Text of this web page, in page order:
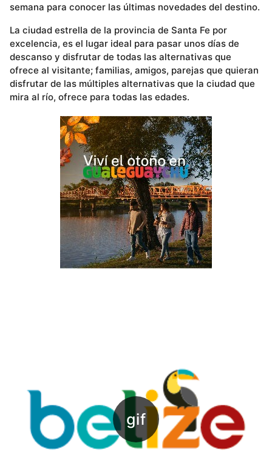
semana para conocer las últimas novedades del destino.
La ciudad estrella de la provincia de Santa Fe por
excelencia, es el lugar ideal para pasar unos días de
descanso y disfrutar de todas las alternativas que
ofrece al visitante; familias, amigos, parejas que quieran
disfrutar de las múltiples alternativas que la ciudad que
mira al río, ofrece para todas las edades.